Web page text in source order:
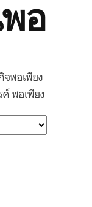
อ
พอเพียง
พอเพียง